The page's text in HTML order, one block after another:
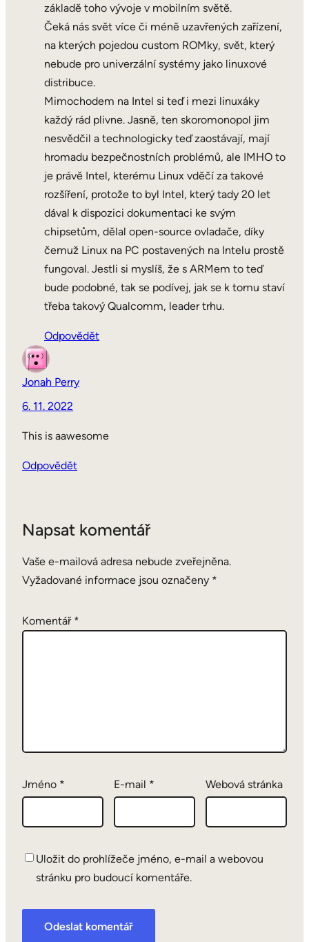
základě toho vývoje v mobilním světě.
Čeká nás svět více či méně uzavřených zařízení,
na kterých pojedou custom ROMky, svět, který
nebude pro univerzální systémy jako linuxové
distribuce.
Mimochodem na Intel si teď i mezi linuxáky
každý rád plivne. Jasně, ten skoromonopol jim
nesvědčil a technologicky teď zaostávají, mají
hromadu bezpečnostních problémů, ale IMHO to
je právě Intel, kterému Linux vděčí za takové
rozšíření, protože to byl Intel, který tady 20 let
dával k dispozici dokumentaci ke svým
chipsetům, dělal open-source ovladače, díky
čemuž Linux na PC postavených na Intelu prostě
fungoval. Jestli si myslíš, že s ARMem to teď
bude podobné, tak se podívej, jak se k tomu staví
třeba takový Qualcomm, leader trhu.
Odpovědět
Jonah Perry
6. 11. 2022
This is aawesome
Odpovědět
Napsat komentář
Vaše e-mailová adresa nebude zveřejněna.
Vyžadované informace jsou označeny *
Komentář *
Jméno * E-mail * Webová stránka
Uložit do prohlížeče jméno, e-mail a webovou
stránku pro budoucí komentáře.